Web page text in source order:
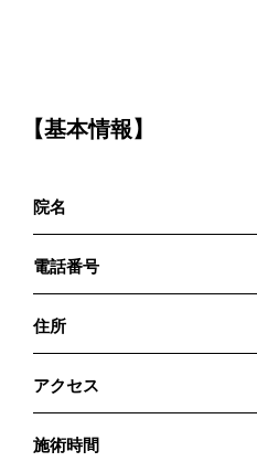
【基本情報】
院名
電話番号
住所
アクセス
施術時間